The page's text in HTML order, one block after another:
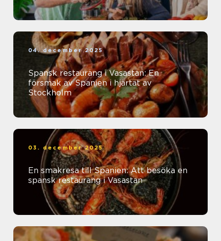
04. december 2025
Spansk restaurang i Vasastan: En
försmak av Spanien i hjärtat av
Stockholm
03. december 2025
En smakresa till Spanien: Att besöka en
spansk restaurang i Vasastan